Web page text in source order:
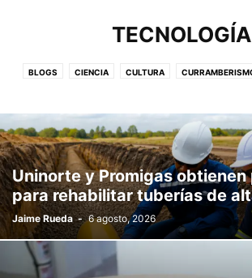
TECNOLOGÍA
BLOGS CIENCIA CULTURA
FINANZAS GLOBOECONOMIA INNOVACION
OBRAS EN MARCHA OTROS PERSONAJES
VARIEDADES
Uninorte y Promigas
para rehabilitar tuberías de
Jaime Rueda - 6 agosto, 2026